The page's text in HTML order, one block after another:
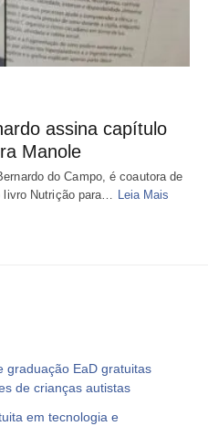
assina capítulo
Manole
do Campo, é coautora de
livro Nutrição para…
Leia Mais
graduação EaD gratuitas
de crianças autistas
em tecnologia e